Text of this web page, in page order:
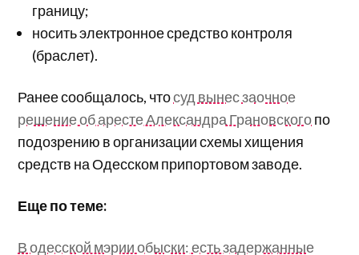
границу;
носить электронное средство контроля
(браслет).
Ранее сообщалось, чтосуд вынес заочное
решение об аресте Александра Грановскогопо
подозрению в организации схемы хищения
средств на Одесском припортовом заводе.
Еще по теме:
В одесской мэрии обыски: есть задержанные